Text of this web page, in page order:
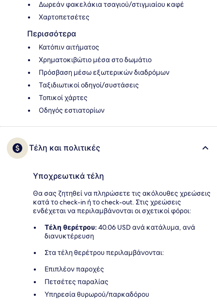
Δωρεάν φακελάκια τσαγιού/στιγμιαίου καφέ
Χαρτοπετσέτες
Περισσότερα
Κατόπιν αιτήματος
Χρηματοκιβώτιο μέσα στο δωμάτιο
Πρόσβαση μέσω εξωτερικών διαδρόμων
Ταξιδιωτικοί οδηγοί/συστάσεις
Τοπικοί χάρτες
Οδηγός εστιατορίων
Τέλη και πολιτικές
Υποχρεωτικά τέλη
Θα σας ζητηθεί να πληρώσετε τις ακόλουθες χρεώσεις
κατά το check-in ή το check-out. Στις χρεώσεις
ενδέχεται να περιλαμβάνονται οι σχετικοί φόροι:
Τέλη θερέτρου: 40.06 USD ανά κατάλυμα, ανά
διανυκτέρευση
Στα τέλη θερέτρου περιλαμβάνονται:
Επιπλέον παροχές
Πετσέτες παραλίας
Υπηρεσία θυρωρού/παρκαδόρου